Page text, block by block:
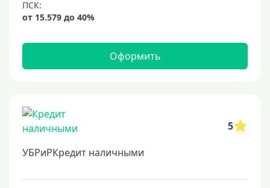
Оформить
5
УБРиРКредит наличными